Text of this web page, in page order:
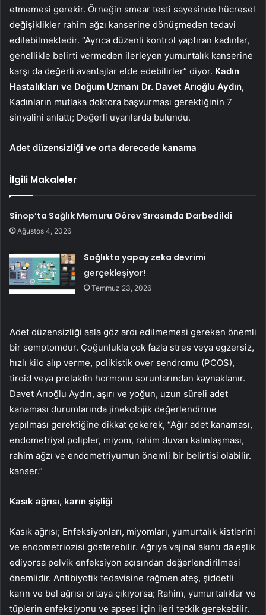
etmemesi gerekir. Örneğin smear testi sayesinde hücresel
değişiklikler rahim ağzı kanserine dönüşmeden tedavi
edilebilmektedir. “Ayrıca düzenli kontrol yaptıran kadınlar,
genellikle belirti vermeden ilerleyen yumurtalık kanserine
karşı da değerli avantajlar elde edebilirler” diyor. Kadın
Hastalıkları ve Doğum Uzmanı Dr. Davet Arıoğlu Aydın,
Kadınların mutlaka doktora başvurması gerektiğinin 7
sinyalini anlattı; Değerli uyarılarda bulundu.
Adet düzensizliği ve orta derecede kanama
İlgili Makaleler
Sinop’ta Sağlık Memuru Görev Sırasında Darbedildi
Ağustos 4, 2026
Sağlıkta yapay zeka devrimi
gerçekleşiyor!
Temmuz 23, 2026
Adet düzensizliği asla göz ardı edilmemesi gereken önemli
bir semptomdur. Çoğunlukla çok fazla stres veya egzersiz,
hızlı kilo alıp verme, polikistik over sendromu (PCOS),
tiroid veya prolaktin hormonu sorunlarından kaynaklanır.
Davet Arıoğlu Aydın, aşırı ve yoğun, uzun süreli adet
kanaması durumlarında jinekolojik değerlendirme
yapılması gerektiğine dikkat çekerek, “Ağır adet kanaması,
endometriyal polipler, miyom, rahim duvarı kalınlaşması,
rahim ağzı ve endometriyumun önemli bir belirtisi olabilir.
kanser.”
Kasık ağrısı, karın şişliği
Kasık ağrısı; Enfeksiyonları, miyomları, yumurtalık kistlerini
ve endometriozisi gösterebilir. Ağrıya vajinal akıntı da eşlik
ediyorsa pelvik enfeksiyon açısından değerlendirilmesi
önemlidir. Antibiyotik tedavisine rağmen ateş, şiddetli
karın ve bel ağrısı ortaya çıkıyorsa; Rahim, yumurtalıklar ve
tüplerin enfeksiyonu ve apsesi için ileri tetkik gerekebilir.